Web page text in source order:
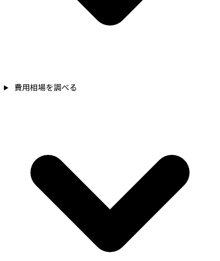
費用相場を調べる